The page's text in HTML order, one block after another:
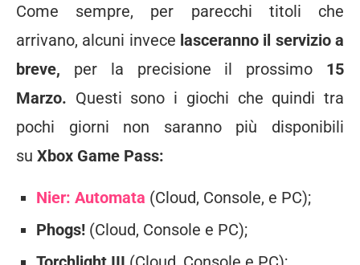
Come sempre, per parecchi titoli che
arrivano, alcuni invece lasceranno il servizio a
breve, per la precisione il prossimo 15
Marzo. Questi sono i giochi che quindi tra
pochi giorni non saranno più disponibili
su Xbox Game Pass:
Nier: Automata (Cloud, Console, e PC);
Phogs! (Cloud, Console e PC);